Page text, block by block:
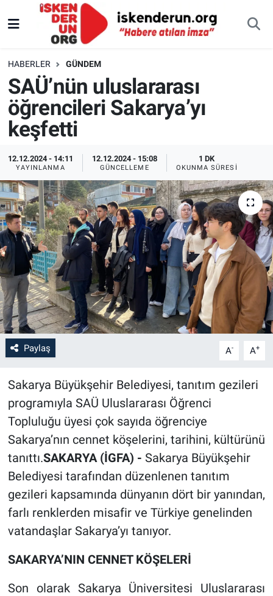
HABERLER GÜNDEM
SAÜ’nün uluslararası
öğrencileri Sakarya’yı
keşfetti
12.12.2024 - 14:11
YAYINLANMA
12.12.2024 - 15:08
GÜNCELLEME
1 DK
OKUNMA SÜRESI
Paylaş A- A+
Sakarya Büyükşehir Belediyesi, tanıtım gezileri
programıyla SAÜ Uluslararası Öğrenci
Topluluğu üyesi çok sayıda öğrenciye
Sakarya’nın cennet köşelerini, tarihini, kültürünü
tanıttı.SAKARYA (İGFA) - Sakarya Büyükşehir
Belediyesi tarafından düzenlenen tanıtım
gezileri kapsamında dünyanın dört bir yanından,
farlı renklerden misafir ve Türkiye genelinden
vatandaşlar Sakarya’yı tanıyor.
SAKARYA’NIN CENNET KÖŞELERİ
Son olarak Sakarya Üniversitesi Uluslararası